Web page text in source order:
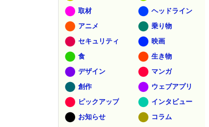
取材
ヘッドライン
アニメ
乗り物
セキュリティ
映画
食
生き物
デザイン
マンガ
創作
ウェブアプリ
ピックアップ
インタビュー
お知らせ
コラム